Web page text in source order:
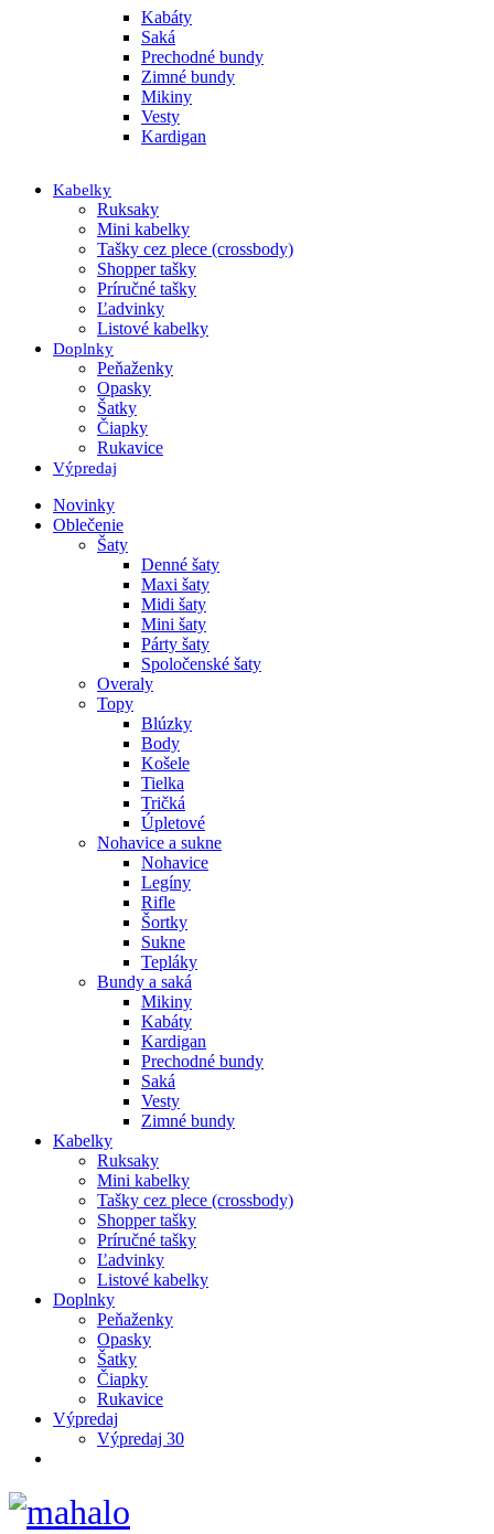
Kabáty
Saká
Prechodné bundy
Zimné bundy
Mikiny
Vesty
Kardigan
Kabelky
Ruksaky
Mini kabelky
Tašky cez plece (crossbody)
Shopper tašky
Príručné tašky
Ľadvinky
Listové kabelky
Doplnky
Peňaženky
Opasky
Šatky
Čiapky
Rukavice
Výpredaj
Novinky
Oblečenie
Šaty
Denné šaty
Maxi šaty
Midi šaty
Mini šaty
Párty šaty
Spoločenské šaty
Overaly
Topy
Blúzky
Body
Košele
Tielka
Tričká
Úpletové
Nohavice a sukne
Nohavice
Legíny
Rifle
Šortky
Sukne
Tepláky
Bundy a saká
Mikiny
Kabáty
Kardigan
Prechodné bundy
Saká
Vesty
Zimné bundy
Kabelky
Ruksaky
Mini kabelky
Tašky cez plece (crossbody)
Shopper tašky
Príručné tašky
Ľadvinky
Listové kabelky
Doplnky
Peňaženky
Opasky
Šatky
Čiapky
Rukavice
Výpredaj
Výpredaj 30